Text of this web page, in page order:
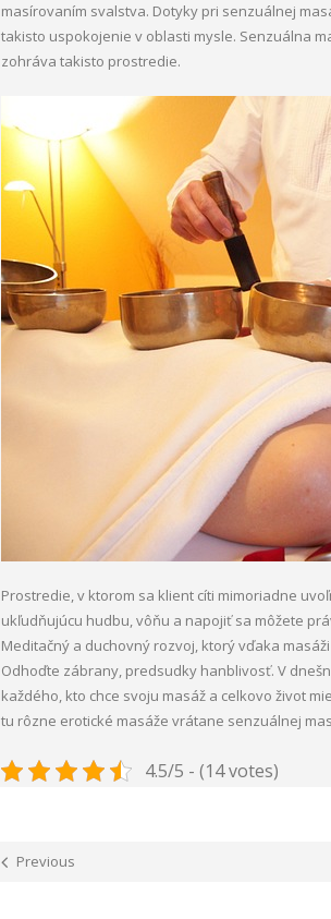
masírovaním svalstva. Dotyky pri senzuálnej
takisto uspokojenie v oblasti mysle. Senzuálna
zohráva takisto prostredie.
Prostredie, v ktorom sa klient cíti mimoriadne
ukľudňujúcu hudbu, vôňu a napojiť sa môžete
Meditačný a duchovný rozvoj, ktorý vďaka
Odhoďte zábrany, predsudky hanblivosť. V
každého, kto chce svoju masáž a celkovo život
tu rôzne erotické masáže vrátane senzuálnej
4.5/5 - (14 votes)
Previous